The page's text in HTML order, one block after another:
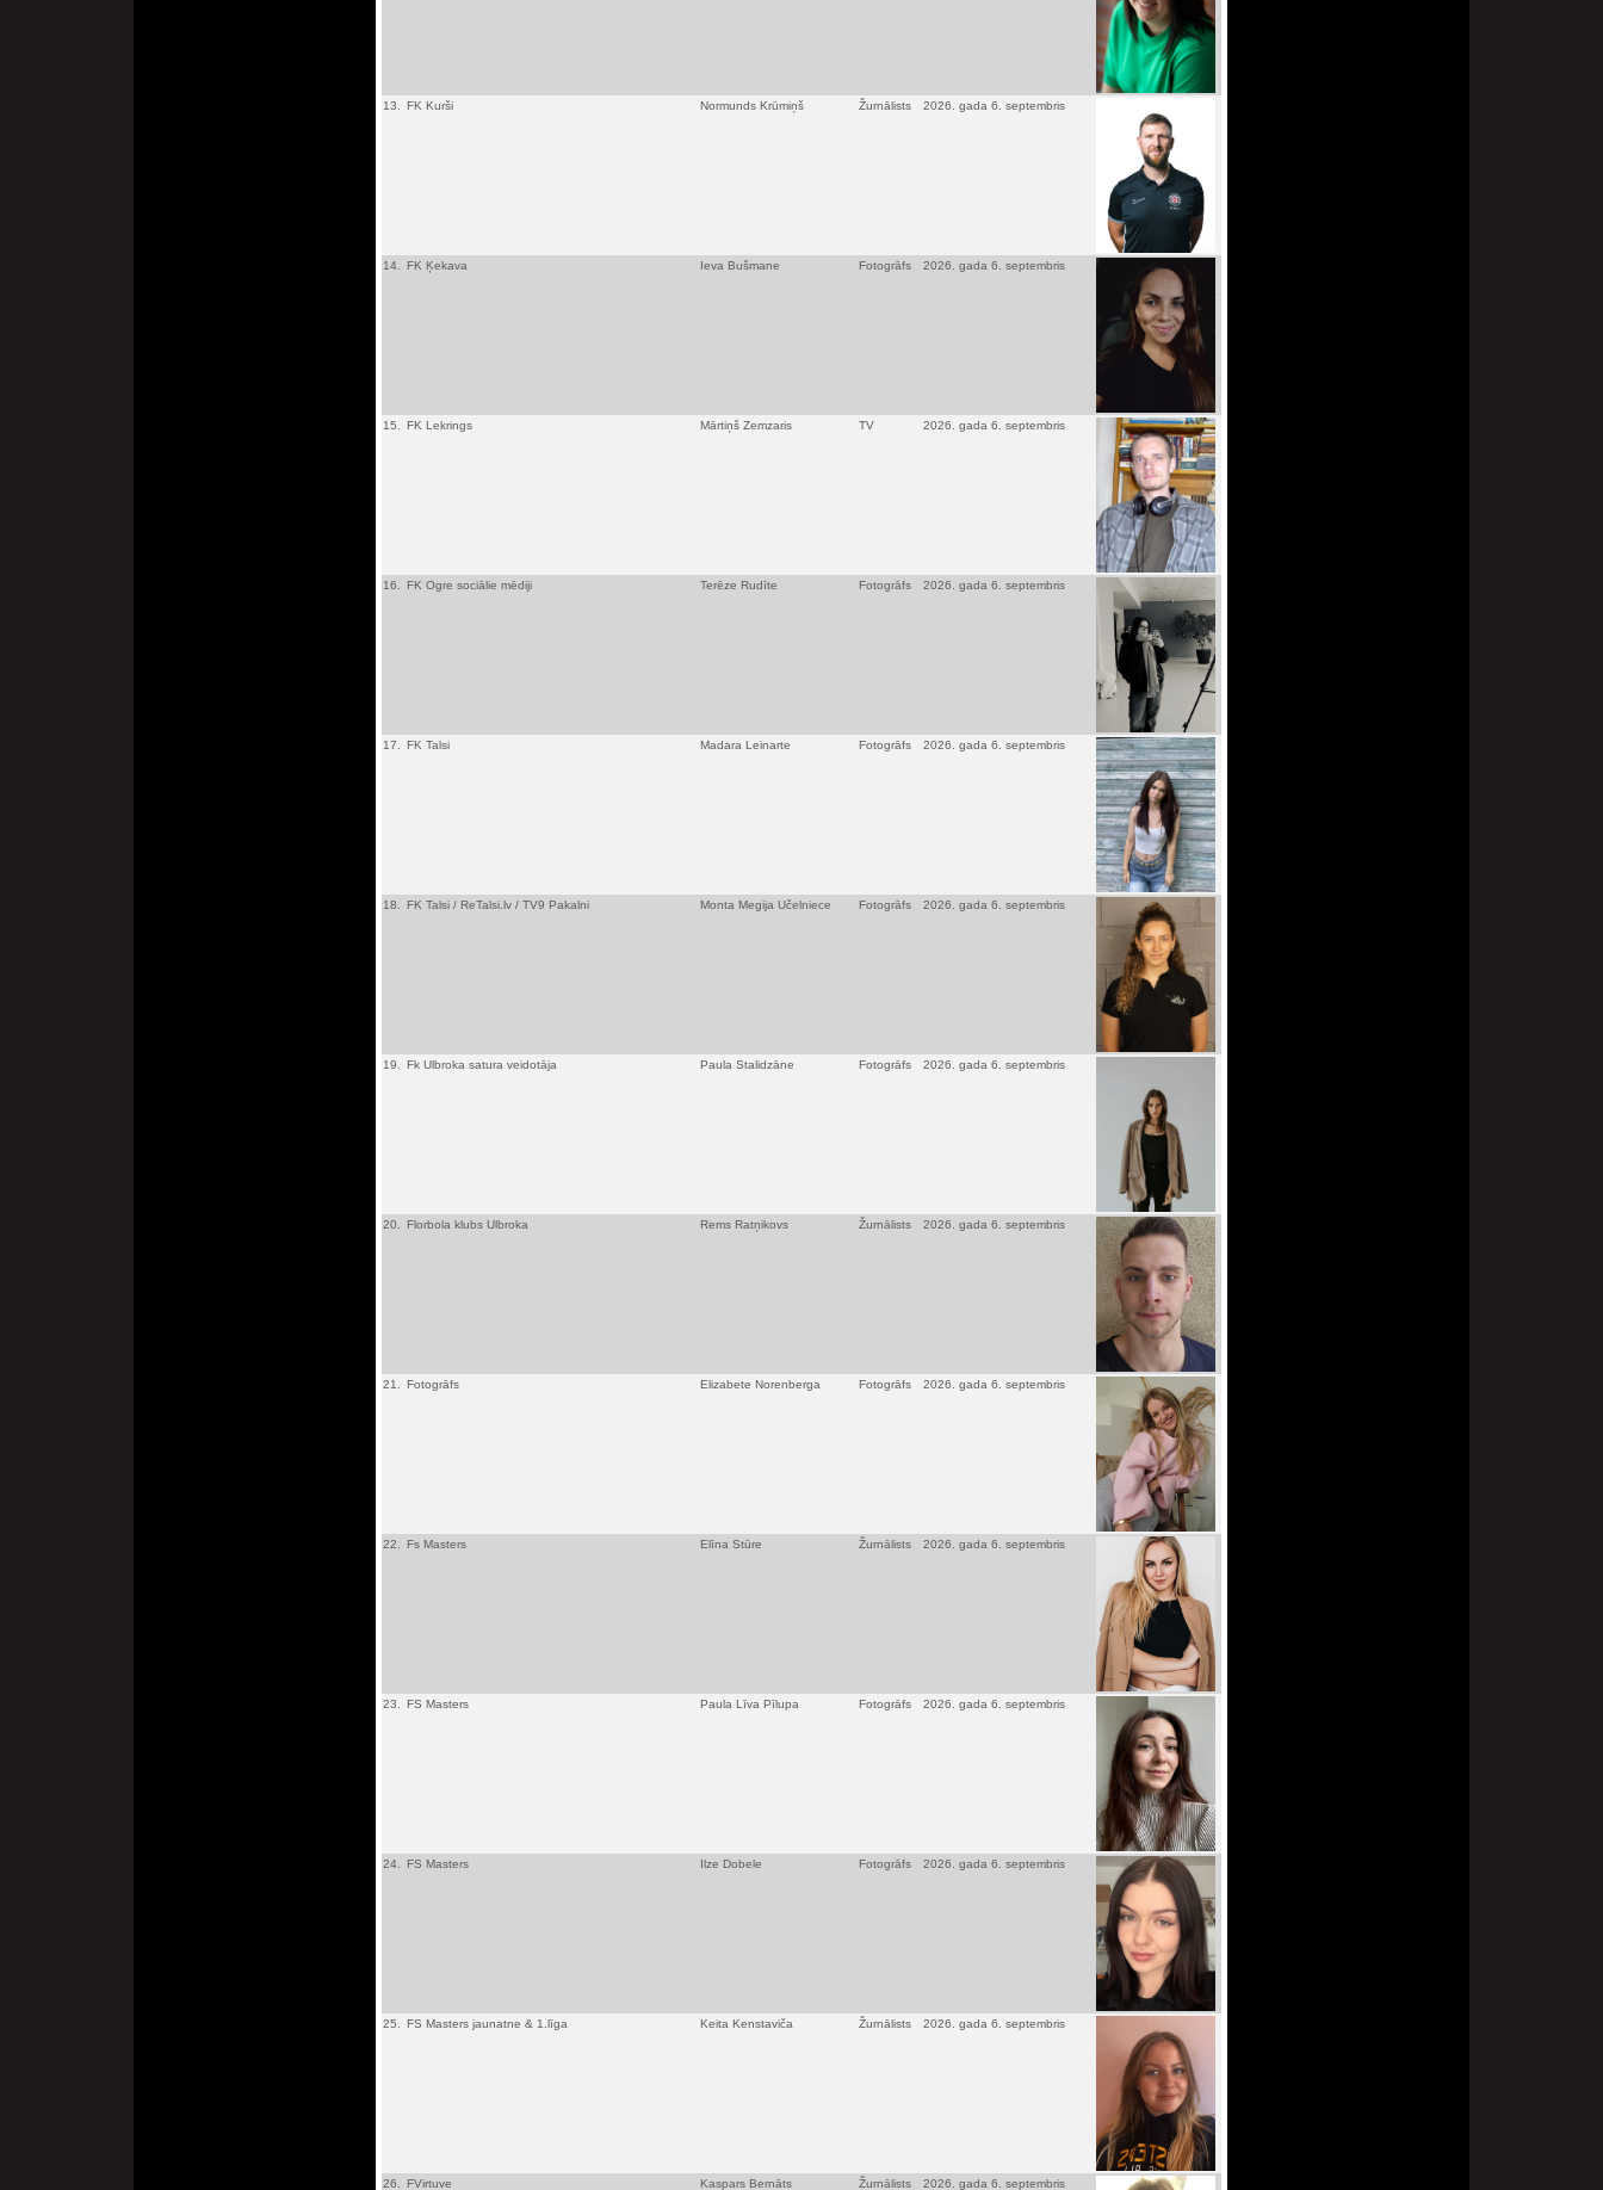
13. FK Kurši Normunds Krūmiņš Žurnālists 2026. gada 6. septembris
14. FK Ķekava Ieva Bušmane Fotogrāfs 2026. gada 6. septembris
15. FK Lekrings Mārtiņš Zemzaris TV 2026. gada 6. septembris
16. FK Ogre sociālie mēdiji Terēze Rudīte Fotogrāfs 2026. gada 6. septembris
17. FK Talsi Madara Leinarte Fotogrāfs 2026. gada 6. septembris
18. FK Talsi / ReTalsi.lv / TV9 Pakalni Monta Megija Učelniece Fotogrāfs 2026. gada 6. septembris
19. Fk Ulbroka satura veidotāja Paula Stalidzāne Fotogrāfs 2026. gada 6. septembris
20. Florbola klubs Ulbroka Rems Ratņikovs Žurnālists 2026. gada 6. septembris
21. Fotogrāfs Elizabete Norenberga Fotogrāfs 2026. gada 6. septembris
22. Fs Masters Elīna Stūre Žurnālists 2026. gada 6. septembris
23. FS Masters Paula Līva Pīlupa Fotogrāfs 2026. gada 6. septembris
24. FS Masters Ilze Dobele Fotogrāfs 2026. gada 6. septembris
25. FS Masters jaunatne & 1.līga Keita Kenstaviča Žurnālists 2026. gada 6. septembris
26. FVirtuve Kaspars Bernāts Žurnālists 2026. gada 6. septembris